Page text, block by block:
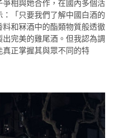
相與她合作，在國內多個活
「只要我們了解中國白酒的
和冧酒中的酯類物質般透徹
完美的雞尾酒。但我認為調
正掌握其與眾不同的特